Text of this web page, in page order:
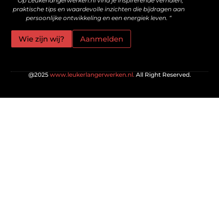
praktische tips en waardevolle inzichten die bijdragen aan
persoonlijke ontwikkeling en een energiek leven. “
Wie zijn wij? Aanmelden
@2025 www.leukerlangerwerken.nl. All Right Reserved.